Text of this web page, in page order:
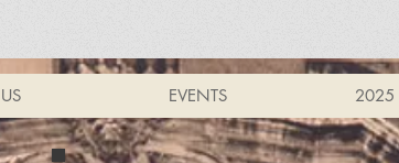
EVENTS 2025